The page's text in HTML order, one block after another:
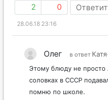
2 0
28.06.18 23:16
Олег в ответ
Этому блюду не просто
соловках в СССР
помню по школе.